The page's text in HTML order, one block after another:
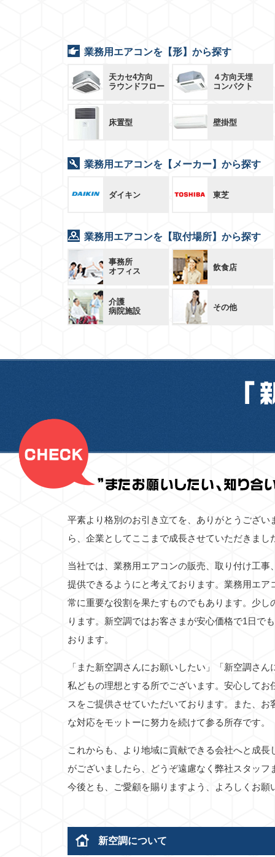
業務用エアコンを【形】から探す
天カセ4方向
ラウンドフロー
４方向天埋
コンパクト
床置型 壁掛型
業務用エアコンを【メーカー】から探す
ダイキン 東芝
業務用エアコンを【取付場所】から探す
事務所
オフィス
飲食店
介護
病院施設
その他
平素より格別のお引き立てを、ありがとうござ
ら、企業としてここまで成長させていただきまし
当社では、業務用エアコンの販売、取り付け工
提供できるようにと考えております。業務用エ
常に重要な役割を果たすものでもあります。少
ります。新空調ではお客さまが安心価格で1日で
おります。
「また新空調さんにお願いしたい」「新空調さ
私どもの理想とする所でございます。安心して
スをご提供させていただいております。また、
な対応をモットーに努力を続けて参る所存です。
これからも、より地域に貢献できる会社へと成
がございましたら、どうぞ遠慮なく弊社スタッ
今後とも、ご愛顧を賜りますよう、よろしくお願
新空調について